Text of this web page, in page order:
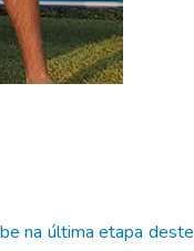
na última etapa deste